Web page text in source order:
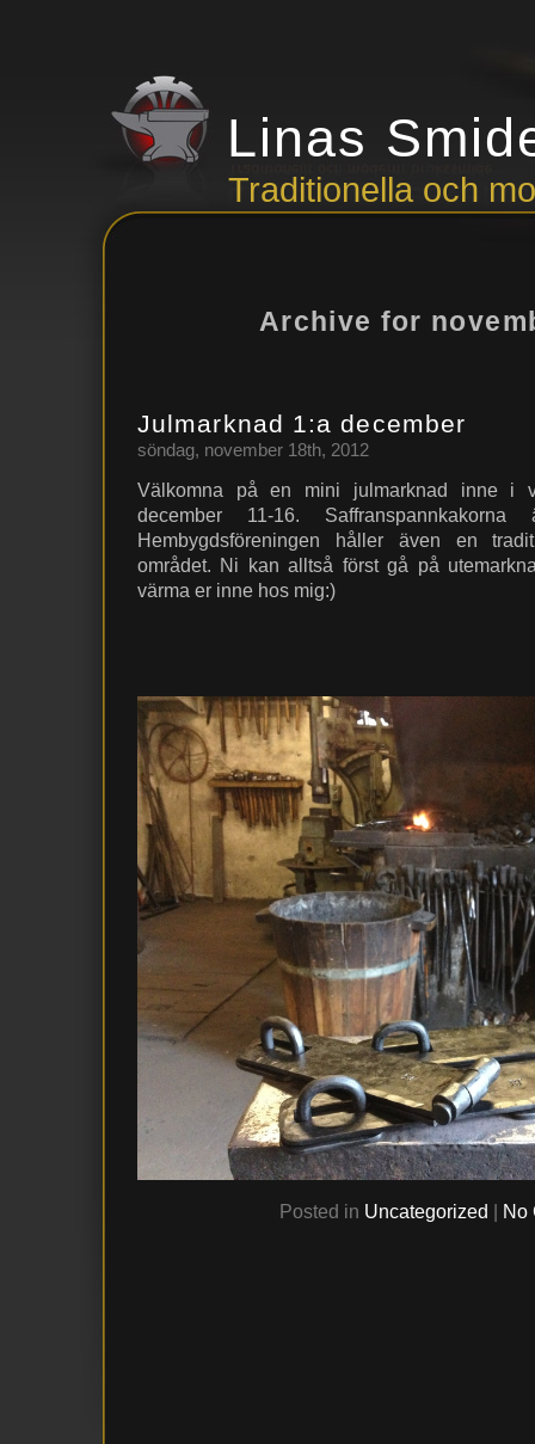
Linas
Traditionella och
Archive for
Julmarknad 1:a december
söndag, november 18th, 2012
Välkomna på en mini julmarknad inne i
december 11-16.
Hembygdsföreningen håller även en
området. Ni kan alltså först gå på
värma er inne hos mig:)
Posted in Uncategorized | No